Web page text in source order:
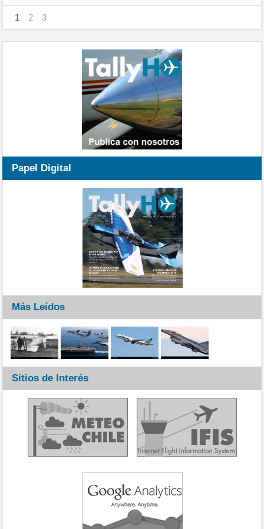
1 2 3
Papel Digital
Más Leídos
Sitios de Interés